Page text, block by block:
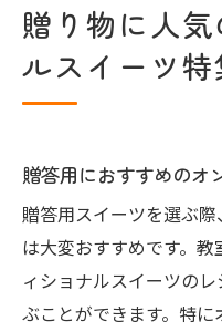
贈り物に人
ルスイーツ特
贈答用におすすめのオ
贈答用スイーツを選ぶ
は大変おすすめです。
ィショナルスイーツの
ぶことができます。特